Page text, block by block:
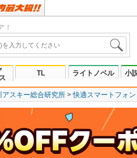
！
TL ライトノベル 小
アスキー総合研究所 快適スマートフォ